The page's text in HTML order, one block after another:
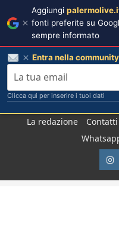
La redazione Contatti
Aggiungi
fonti preferite su
sempre informato
Entra nella
Clicca qui per inserire i tuoi dati